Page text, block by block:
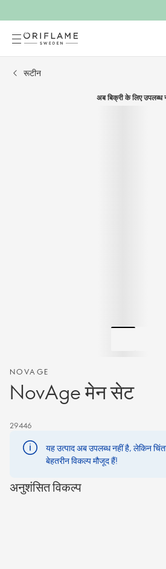
रूटीन
अब बिक्री के लिए उपलब्ध
NOVAGE
NovAge मेन सेट
29446
यह उत्पाद अब उपलब्ध नहीं है, लेकिन
बेहतरीन विकल्प मौजूद हैं!
अनुशंसित विकल्प